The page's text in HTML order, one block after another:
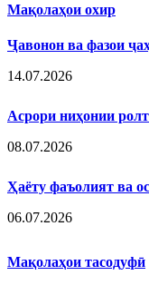
Мақолаҳои охир
Ҷавонон ва фазои
14.07.2026
Асрори ниҳонии
08.07.2026
Ҳаёту фаъолият ва
06.07.2026
Мақолаҳои тасодуфӣ